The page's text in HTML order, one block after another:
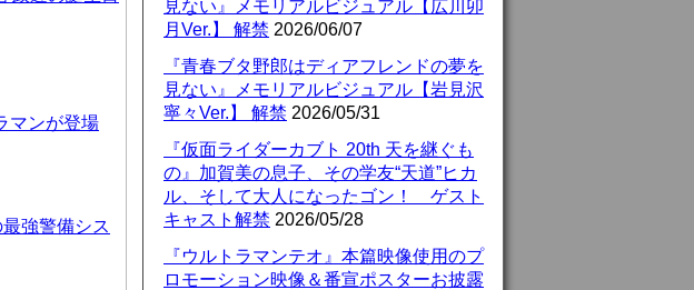
マンが登場
強警備シス
見ない』メモリアルビジュアル【広川卯
月Ver.】 解禁 2026/06/07
『青春ブタ野郎はディアフレンドの夢を
見ない』メモリアルビジュアル【岩見沢
寧々Ver.】 解禁 2026/05/31
『仮面ライダーカブト 20th 天を継ぐも
の』加賀美の息子、その学友“天道”ヒカ
ル、そして大人になったゴン！ ゲスト
キャスト解禁 2026/05/28
『ウルトラマンテオ』本篇映像使用のプ
ロモーション映像＆番宣ポスターお披露